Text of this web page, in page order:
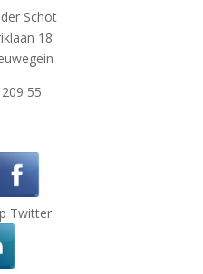
Schot
18
55